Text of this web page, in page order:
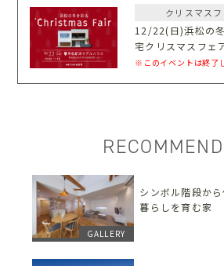
クリスマスフ
12/22(日)浜松の
宅クリスマスフェ
※このイベントは終了
GALLERY
シンボル階段か
暮らしを育む家